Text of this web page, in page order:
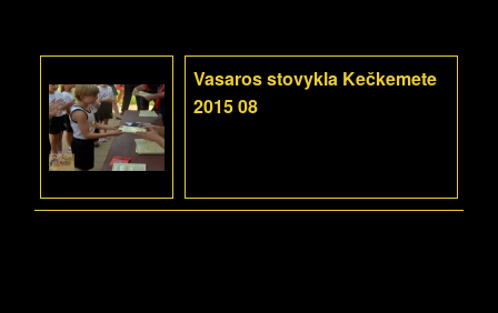
Vasaros stovykla Kečkemete
2015 08